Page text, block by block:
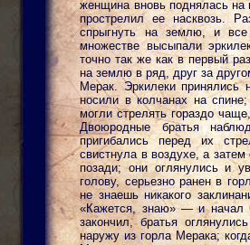
женщина вновь поднялась на
прострелил ее насквозь.
спрыгнуть на землю, и
множестве высыпали
точно так же как в первый
на землю в ряд, друг за
Мерак. Эркилеки принялись
носили в колчанах на
могли стрелять гораздо
Двоюродные братья
пригибались перед их
свистнула в воздухе, а
позади; они оглянулись и
голову, серьезно ранен в
не знаешь никакого
«Кажется, знаю» — и начал
закончил, братья
наружу из горла Мерака;